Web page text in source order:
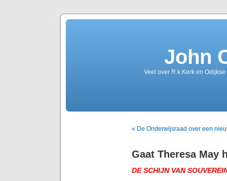
John
Veel over R.k.Kerk en
« De Onderwijsraad over een
Gaat Theresa May
DE SCHIJN VAN